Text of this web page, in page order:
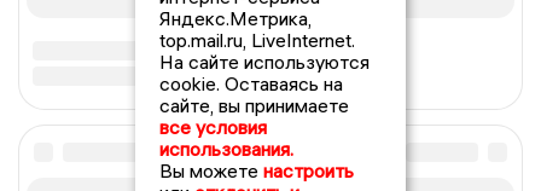
Яндекс.Метрика,
top.mail.ru, LiveInternet.
На сайте используются
cookie. Оставаясь на
сайте, вы принимаете
все условия
использования.
Вы можете настроить